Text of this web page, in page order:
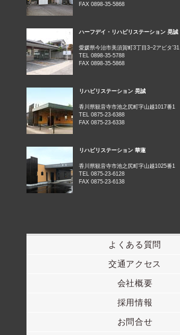
FAX 0898-35-5868
ハーフデイ・リハビリステーション 晃誠
愛媛県今治市美須賀町3丁目3−2アビタ’31
TEL 0898-35-5788
FAX 0898-35-5868
リハビリステーション 晃誠
香川県観音寺市池之尻町字山越1017番1
TEL 0875-23-6388
FAX 0875-23-6338
リハビリステーション 華蓮
香川県観音寺市池之尻町字山越1025番1
TEL 0875-23-6128
FAX 0875-23-6138
よくある質問
交通アクセス
会社概要
採用情報
お問合せ